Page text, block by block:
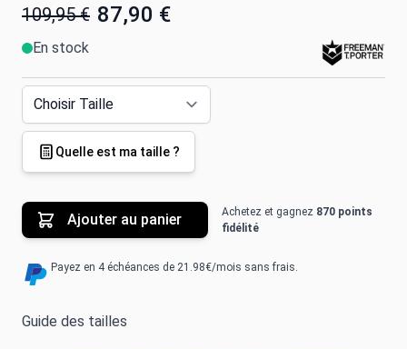
109,95 € 87,90 €
En stock
Quelle est ma taille ?
Ajouter au panier Achetez et gagnez 870 points
fidélité
Payez en 4 échéances de 21.98€/mois sans frais.
Guide des tailles